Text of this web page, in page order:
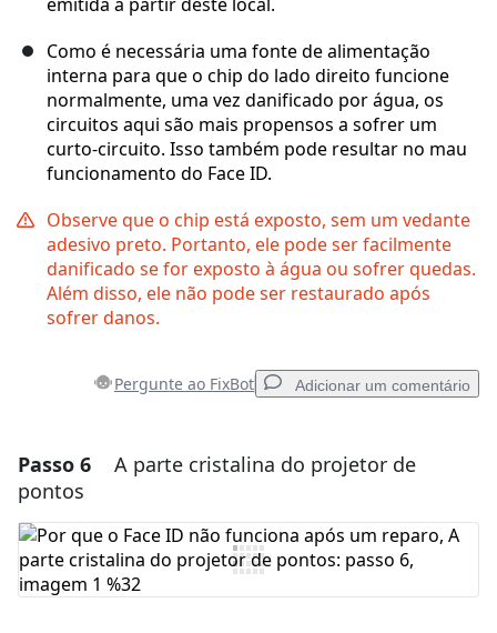
Como é necessária uma fonte de alimentação
interna para que o chip do lado direito funcione
normalmente, uma vez danificado por água, os
circuitos aqui são mais propensos a sofrer um
curto-circuito. Isso também pode resultar no mau
funcionamento do Face ID.
Observe que o chip está exposto, sem um vedante
adesivo preto. Portanto, ele pode ser facilmente
danificado se for exposto à água ou sofrer quedas.
Além disso, ele não pode ser restaurado após
sofrer danos.
Pergunte ao FixBot Adicionar um comentário
Adicionar um comentário
Comentar
Passo 6
A parte cristalina do projetor de
pontos